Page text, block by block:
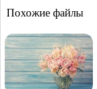
Похожие файлы